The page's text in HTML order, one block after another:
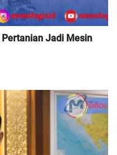
Pertanian Jadi Mesin